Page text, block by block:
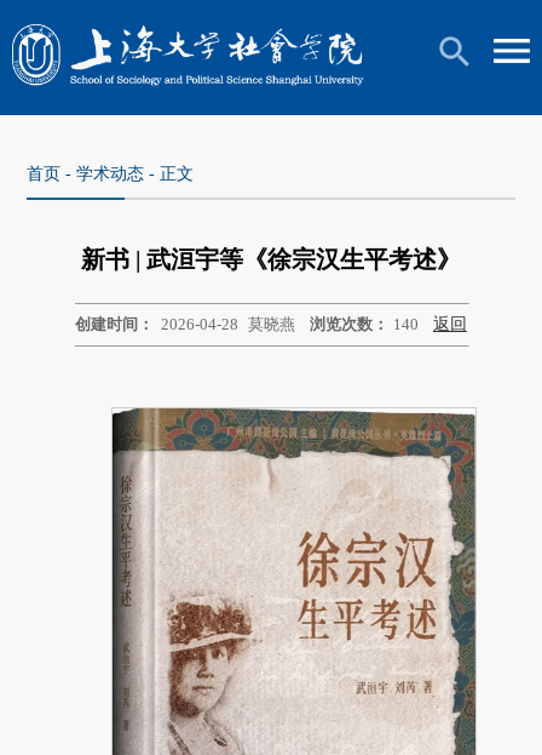
首页 -学术动态 - 正文
新书 | 武洹宇等《徐宗汉生平考述》
创建时间： 2026-04-28 莫晓燕 浏览次数： 140 返回